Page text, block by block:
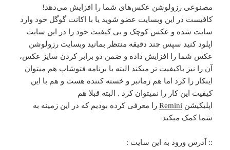
مصنوعی رزولوشن عکس‌های شما را افزایش می‌دهد!
کافیست در این وبسایت عضو شوید یا با اکانت گوگل خود وارد
سایت شده و عکس کوچک و بی کیفیت خود را در این سایت
اپلود کنید سپس چند دقیقه منتظر بمانید وبسایت رزولوشن
عکس شما را افزایش داده و ضمن دو برابر کردن سایز عکس،
آن را نیز باکیفیت تر میکند البته با برنامه فتوشاپ هم میتوان
اینکار را کرد اما هم زمانبر و خسته کننده هست و هم با این
کیفیت این کار را نمیتوان کرد . البته قبلا هم
اپلیکیشن Remini را معرفی کرده بودیم که در این زمینه به
شما کمک میکند
:: آدرس ورود به این سایت :